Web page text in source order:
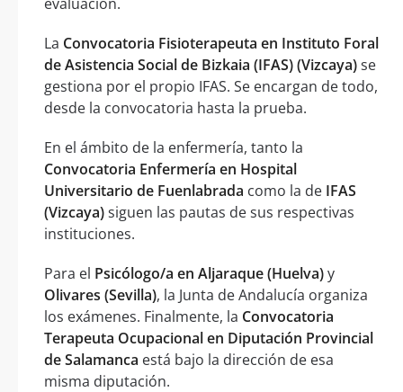
La Convocatoria Fisioterapeuta en Instituto Foral
de Asistencia Social de Bizkaia (IFAS) (Vizcaya)se
gestiona por el propio IFAS. Se encargan de todo,
desde la convocatoria hasta la prueba.
En el ámbito de la enfermería, tanto la
Convocatoria Enfermería en Hospital
Universitario de Fuenlabrada como la de IFAS
(Vizcaya)siguen las pautas de sus respectivas
instituciones.
Para el Psicólogo/a en Aljaraque (Huelva)y
Olivares (Sevilla), la Junta de Andalucía organiza
los exámenes. Finalmente, la Convocatoria
Terapeuta Ocupacional en Diputación Provincial
de Salamanca está bajo la dirección de esa
misma diputación.